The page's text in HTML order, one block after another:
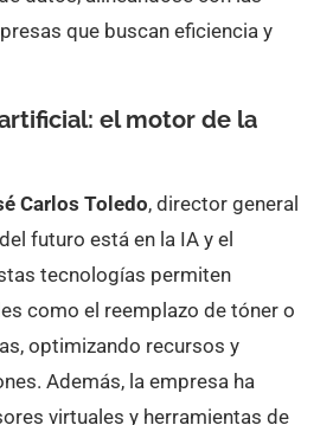
que buscan eficiencia y
el motor de la
Carlos Toledo, director general
futuro está en la IA y el
tecnologías permiten
como el reemplazo de tóner o
optimizando recursos y
Además, la empresa ha
virtuales y herramientas de